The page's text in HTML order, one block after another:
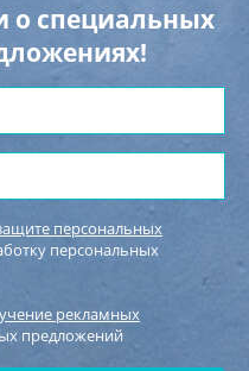
о специальных
персональных
персональных
рекламных
предложений